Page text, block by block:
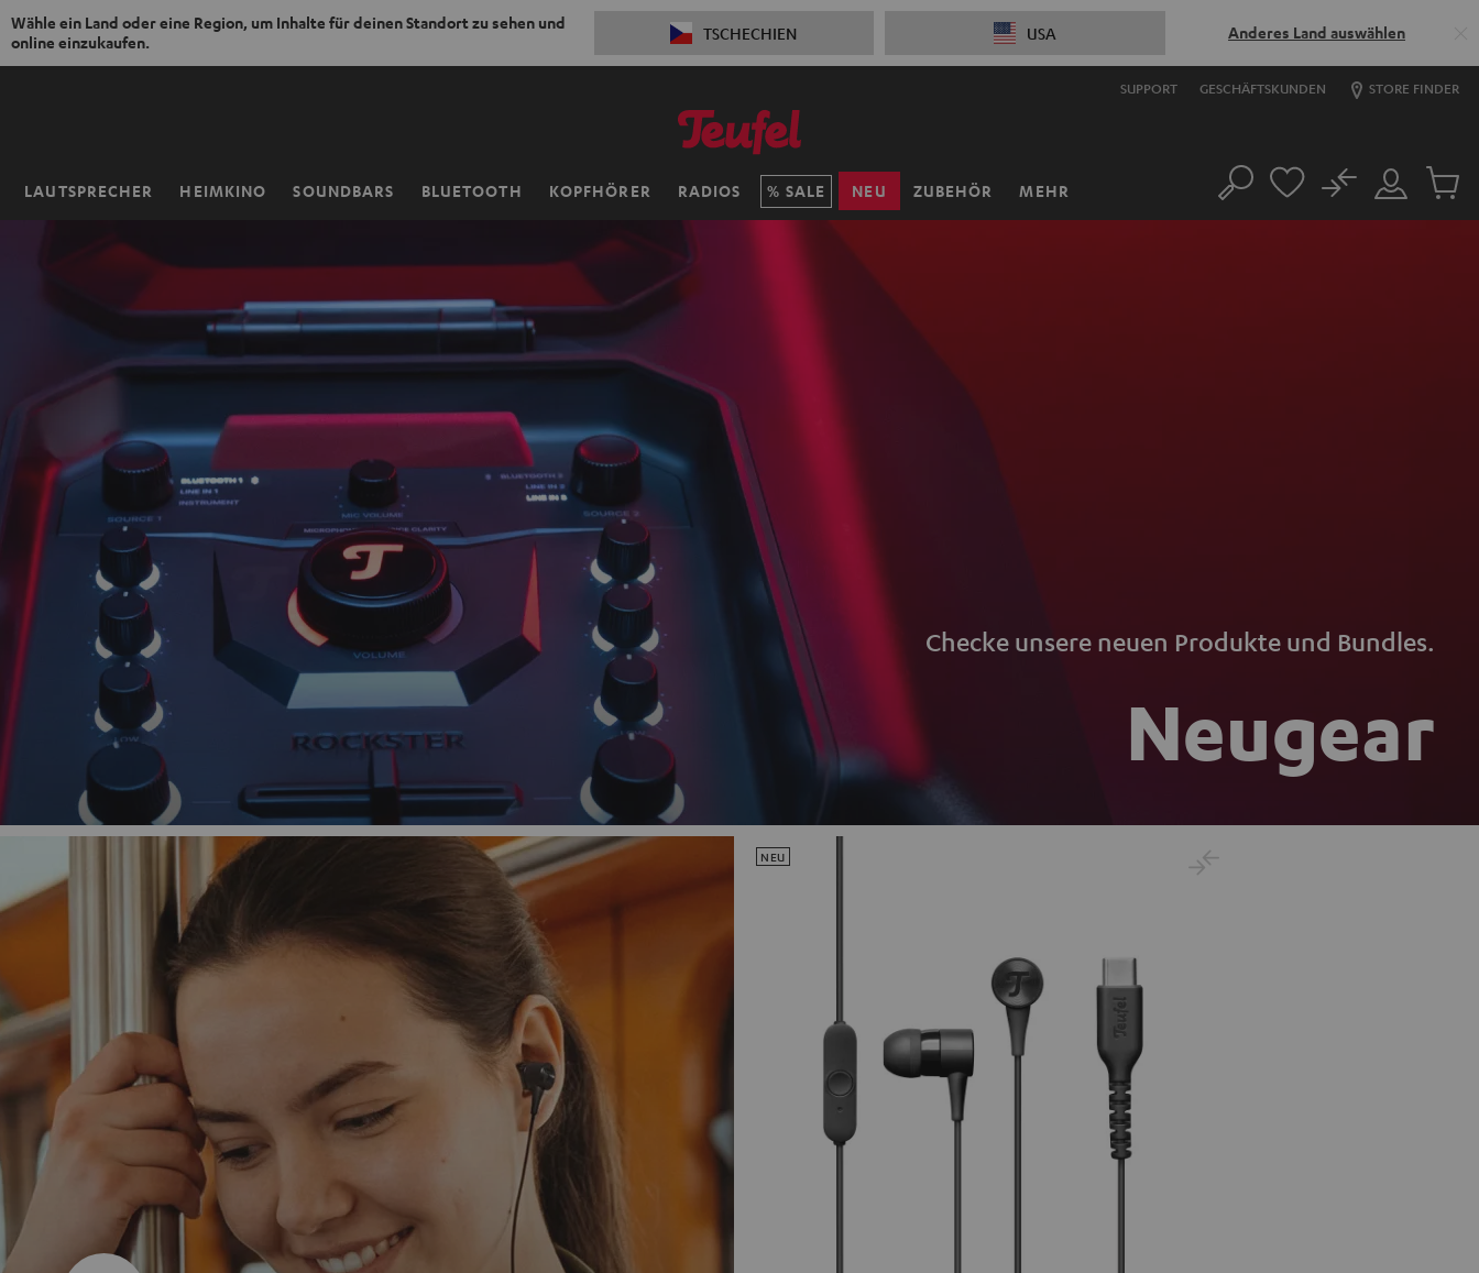
Wähle ein Land oder eine Region, um Inhalte für deinen Standort zu sehen und
online einzukaufen.
TSCHECHIEN USA Anderes Land auswählen
ZUM
SUPPORT GESCHÄFTSKUNDEN STORE FINDER
LAUTSPRECHER HEIMKINO SOUNDBARS BLUETOOTH KOPFHÖRER RADIOS SALE NEU ZUBEHÖR MEHR
Startseite Suche
Mein
Konto
No
Artikel
Checke unsere neuen Produkte und Bundles.
Neugear
NEU